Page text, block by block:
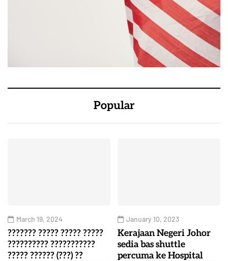
Popular
March 19, 2024
??????? ????? ????? ?????
?????????? ???????????
????? ?????? (???) ??
January 10, 2023
Kerajaan Negeri Johor
sedia bas shuttle
percuma ke Hospital